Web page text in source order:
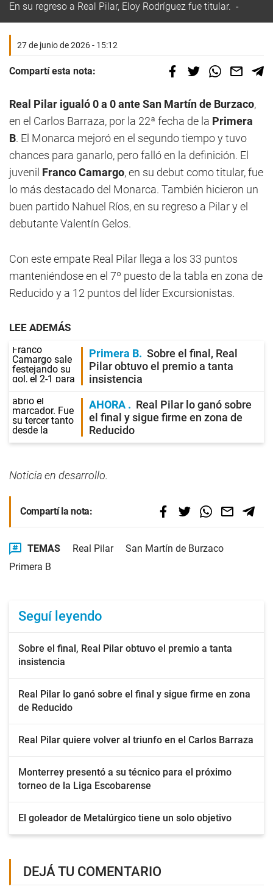
En su regreso a Real Pilar, Eloy Rodríguez fue titular.
27 de junio de 2026 - 15:12
Compartí esta nota:
Real Pilar igualó 0 a 0 ante San Martín de Burzaco,
en el Carlos Barraza, por la 22ª fecha de la Primera
B. El Monarca mejoró en el segundo tiempo y tuvo
chances para ganarlo, pero falló en la definición. El
juvenil Franco Camargo, en su debut como titular, fue
lo más destacado del Monarca. También hicieron un
buen partido Nahuel Ríos, en su regreso a Pilar y el
debutante Valentín Gelos.
Con este empate Real Pilar llega a los 33 puntos
manteniéndose en el 7º puesto de la tabla en zona de
Reducido y a 12 puntos del líder Excursionistas.
LEE ADEMÁS
Primera B
Sobre el final, Real
Pilar obtuvo el premio a tanta
insistencia
AHORA
Real Pilar lo ganó sobre
el final y sigue firme en zona de
Reducido
Noticia en desarrollo.
Compartí la nota:
TEMAS Real Pilar
San Martín de Burzaco
Primera B
Seguí leyendo
Sobre el final, Real Pilar obtuvo el premio a tanta
insistencia
Real Pilar lo ganó sobre el final y sigue firme en zona
de Reducido
Real Pilar quiere volver al triunfo en el Carlos Barraza
Monterrey presentó a su técnico para el próximo
torneo de la Liga Escobarense
El goleador de Metalúrgico tiene un solo objetivo
DEJÁ TU COMENTARIO